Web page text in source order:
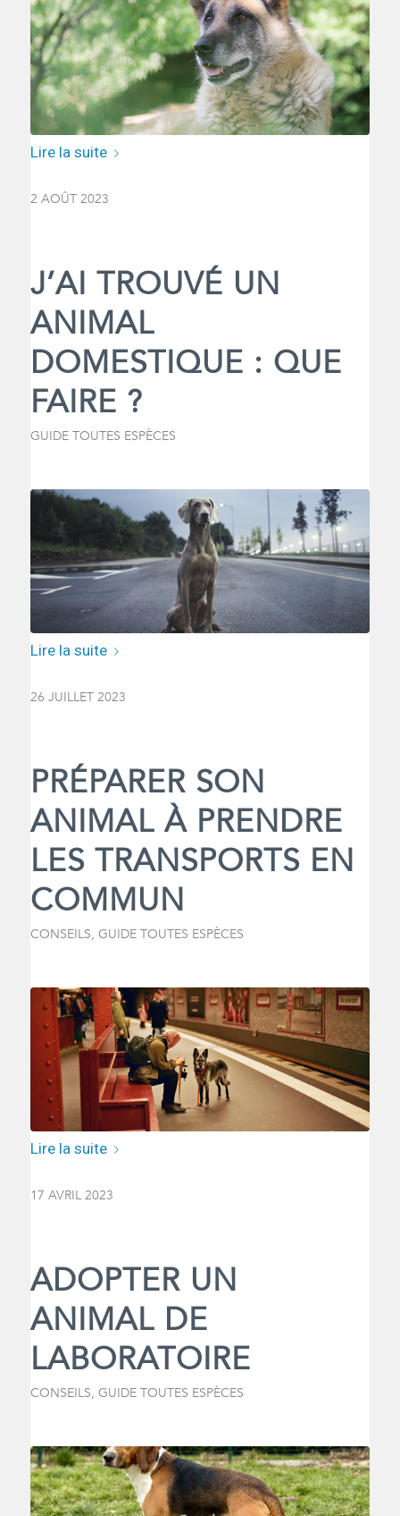
Lire la suite
2 AOÛT 2023
J’AI TROUVÉ UN
ANIMAL
DOMESTIQUE : QUE
FAIRE ?
GUIDE TOUTES ESPÈCES
Lire la suite
26 JUILLET 2023
PRÉPARER SON
ANIMAL À PRENDRE
LES TRANSPORTS EN
COMMUN
CONSEILS, GUIDE TOUTES ESPÈCES
Lire la suite
17 AVRIL 2023
ADOPTER UN
ANIMAL DE
LABORATOIRE
CONSEILS, GUIDE TOUTES ESPÈCES